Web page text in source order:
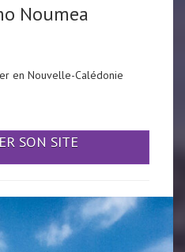
Noumea
en Nouvelle-Calédonie
SON SITE